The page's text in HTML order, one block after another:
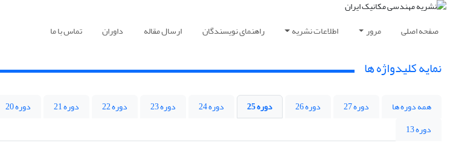
صفحه اصلی مرور اطلاعات نشریه راهنمای نویسندگان ارسال مقاله داوران تماس با ما
نمایه کلیدواژه ها
همه دوره ها دوره 27 دوره 26 دوره 25 دوره 24 دوره 23 دوره 22 دوره 21 دوره 20
دوره 13